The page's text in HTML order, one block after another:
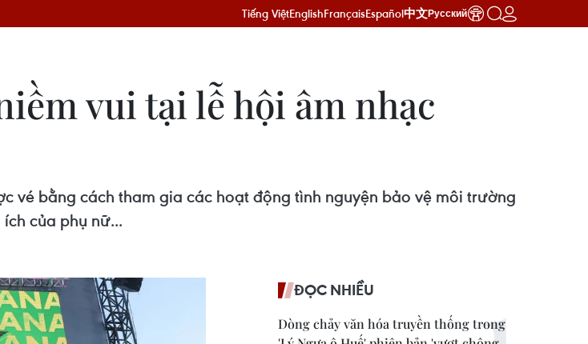
Tiếng ViệtEnglishFrançaisEspañol中文Русский
vui tại lễ hội âm nhạc
vé bằng cách tham gia các hoạt động tình nguyện bảo vệ môi trường
của phụ nữ...
ĐỌC NHIỀU
Dòng chảy văn hóa truyền thống trong